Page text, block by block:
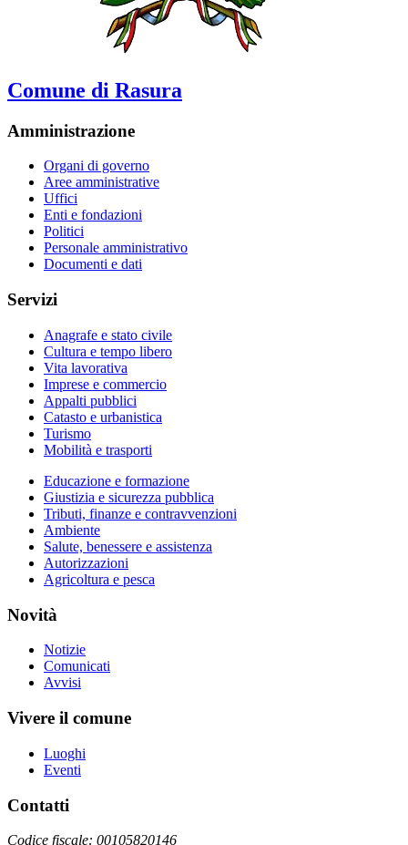
Comune di Rasura
Amministrazione
Organi di governo
Aree amministrative
Uffici
Enti e fondazioni
Politici
Personale amministrativo
Documenti e dati
Servizi
Anagrafe e stato civile
Cultura e tempo libero
Vita lavorativa
Imprese e commercio
Appalti pubblici
Catasto e urbanistica
Turismo
Mobilità e trasporti
Educazione e formazione
Giustizia e sicurezza pubblica
Tributi, finanze e contravvenzioni
Ambiente
Salute, benessere e assistenza
Autorizzazioni
Agricoltura e pesca
Novità
Notizie
Comunicati
Avvisi
Vivere il comune
Luoghi
Eventi
Contatti
Codice fiscale: 00105820146